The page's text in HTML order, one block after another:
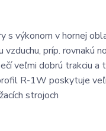
výkonom v hornej
príp. rovnakú
veľmi dobrú trakciu
R-1W poskytuje
strojoch